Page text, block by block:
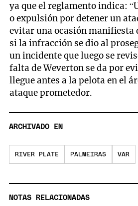
ya que el reglamento indica:
o expulsión por detener un
evitar una ocasión manifiesta
si la infracción se dio al
un incidente que luego se
falta de Weverton se da por
llegue antes a la pelota en el
ataque prometedor.
ARCHIVADO EN
RIVER PLATE PALMEIRAS VAR
NOTAS RELACIONADAS